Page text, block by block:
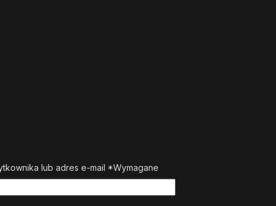
lub adres e-mail *Wymagane